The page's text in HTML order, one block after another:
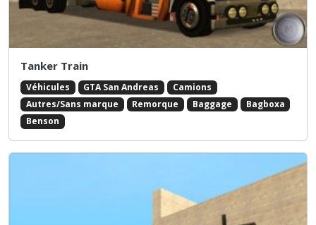
Tanker Train
Véhicules GTA San Andreas
Camions
Autres/Sans marque
Remorque Baggage
Bagboxa
Benson